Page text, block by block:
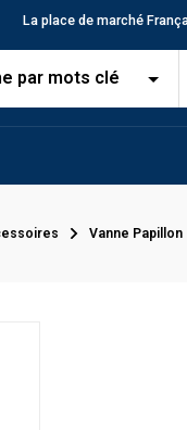
La place de marché
Vanne Papillon